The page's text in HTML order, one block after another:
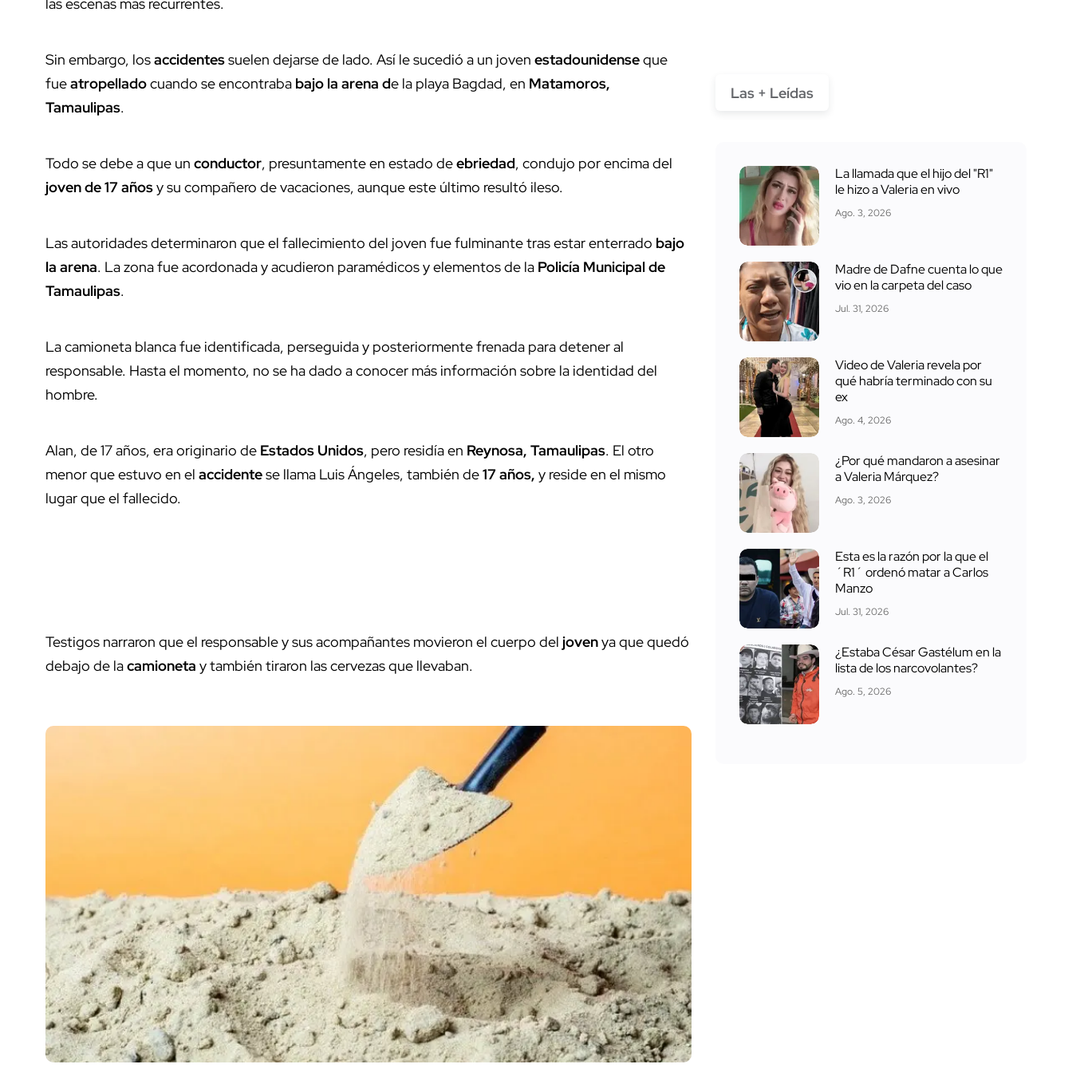
Sin embargo, losaccidentessuelen dejarse de lado. Así le sucedió a un joven estadounidenseque
fueatropelladocuando se encontraba bajo la arena de la playa Bagdad, en Matamoros,
Tamaulipas.
Todo se debe a que un conductor, presuntamente en estado deebriedad, condujo por encima del
joven de 17 añosy su compañero de vacaciones, aunque este último resultó ileso.
Las autoridades determinaron que el fallecimiento del joven fue fulminante tras estar enterrado bajo
la arena. La zona fue acordonada y acudieron paramédicos y elementos de la Policía Municipal de
Tamaulipas.
La camioneta blanca fue identificada, perseguida y posteriormente frenada para detener al
responsable. Hasta el momento, no se ha dado a conocer más información sobre la identidad del
hombre.
Alan, de 17 años, era originario de Estados Unidos, pero residía en Reynosa, Tamaulipas. El otro
menor que estuvo en el accidentese llama Luis Ángeles, también de17 años, y reside en el mismo
lugar que el fallecido.
Testigos narraron que el responsable y sus acompañantes movieron el cuerpo del jovenya que quedó
debajo de lacamioneta y también tiraron las cervezas que llevaban.
Las + Leídas
La llamada que el hijo del "R1"
le hizo a Valeria en vivo
Ago. 3, 2026
Madre de Dafne cuenta lo que
vio en la carpeta del caso
Jul. 31, 2026
Video de Valeria revela por
qué habría terminado con su
ex
Ago. 4, 2026
¿Por qué mandaron a asesinar
a Valeria Márquez?
Ago. 3, 2026
Esta es la razón por la que el
´R1´ ordenó matar a Carlos
Manzo
Jul. 31, 2026
¿Estaba César Gastélum en la
lista de los narcovolantes?
Ago. 5, 2026